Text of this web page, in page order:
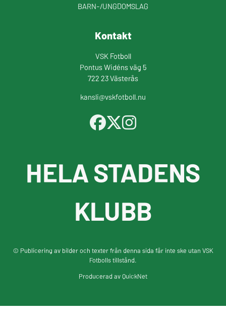
BARN-/UNGDOMSLAG
Kontakt
VSK Fotboll
Pontus Widéns väg 5
722 23 Västerås
kansli@vskfotboll.nu
HELA STADENS
KLUBB
© Publicering av bilder och texter från denna sida får inte ske utan VSK
Fotbolls tillstånd.
Producerad avQuickNet